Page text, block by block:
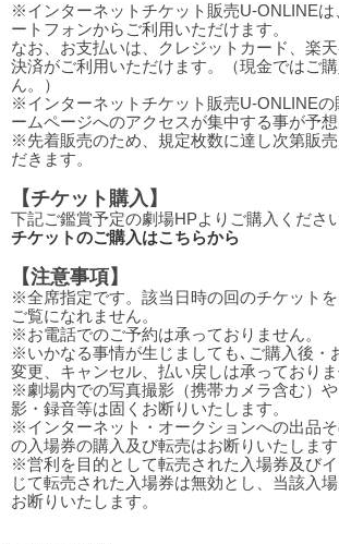
※インターネットチケット販売U-ONLINEは
ートフォンからご利用いただけます。
なお、お支払いは、クレジットカード、楽
決済がご利用いただけます。（現金ではご
ん。）
※インターネットチケット販売U-ONLINEの
ームページへのアクセスが集中する事が予想
※先着販売のため、規定枚数に達し次第販
だきます。
【チケット購入】
下記ご鑑賞予定の劇場HPよりご購入ください
チケットのご購入はこちらから
【注意事項】
※全席指定です。該当日時の回のチケット
ご覧になれません。
※お電話でのご予約は承っておりません。
※いかなる事情が生じましても､ご購入後・
変更、キャンセル、払い戻しは承っておりま
※劇場内での写真撮影（携帯カメラ含む）
影・録音等は固くお断りいたします。
※インターネット・オークションへの出品
の入場券の購入及び転売はお断りいたします
※営利を目的として転売された入場券及び
じて転売された入場券は無効とし、当該入
お断りいたします。